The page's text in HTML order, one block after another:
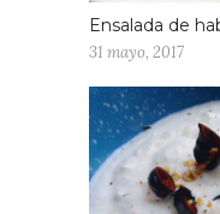
Ensalada de
31 mayo, 2017